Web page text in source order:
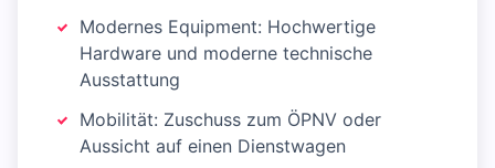
Modernes Equipment: Hochwertige
Hardware und moderne technische
Ausstattung
Mobilität: Zuschuss zum ÖPNV oder
Aussicht auf einen Dienstwagen